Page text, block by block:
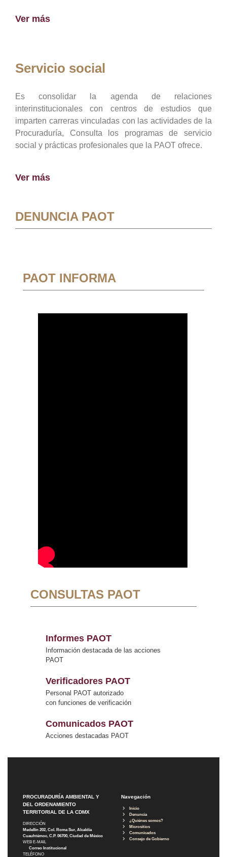
Ver más
Servicio social
Es consolidar la agenda de relaciones
interinstitucionales con centros de estudios que
imparten carreras vinculadas con las actividades de la
Procuraduría, Consulta los programas de servicio
social y prácticas profesionales que la PAOT ofrece.
Ver más
DENUNCIA PAOT
PAOT INFORMA
CONSULTAS PAOT
Informes PAOT
Información destacada de las acciones
PAOT
Verificadores PAOT
Personal PAOT autorizado
con funciones de verificación
Comunicados PAOT
Acciones destacadas PAOT
PROCURADURÍA AMBIENTAL Y
DEL ORDENAMIENTO
TERRITORIAL DE LA CDMX
DIRECCIÓN
Medellín 202, Col. Roma Sur, Alcaldía
Cuauhtémoc, C.P. 06700, Ciudad de México
WEB E-MAIL
Correo Institucional
TELÉFONO
Navegación
Inicio
Denuncia
¿Quiénes somos?
Micrositios
Comunicados
Consejo de Gobierno